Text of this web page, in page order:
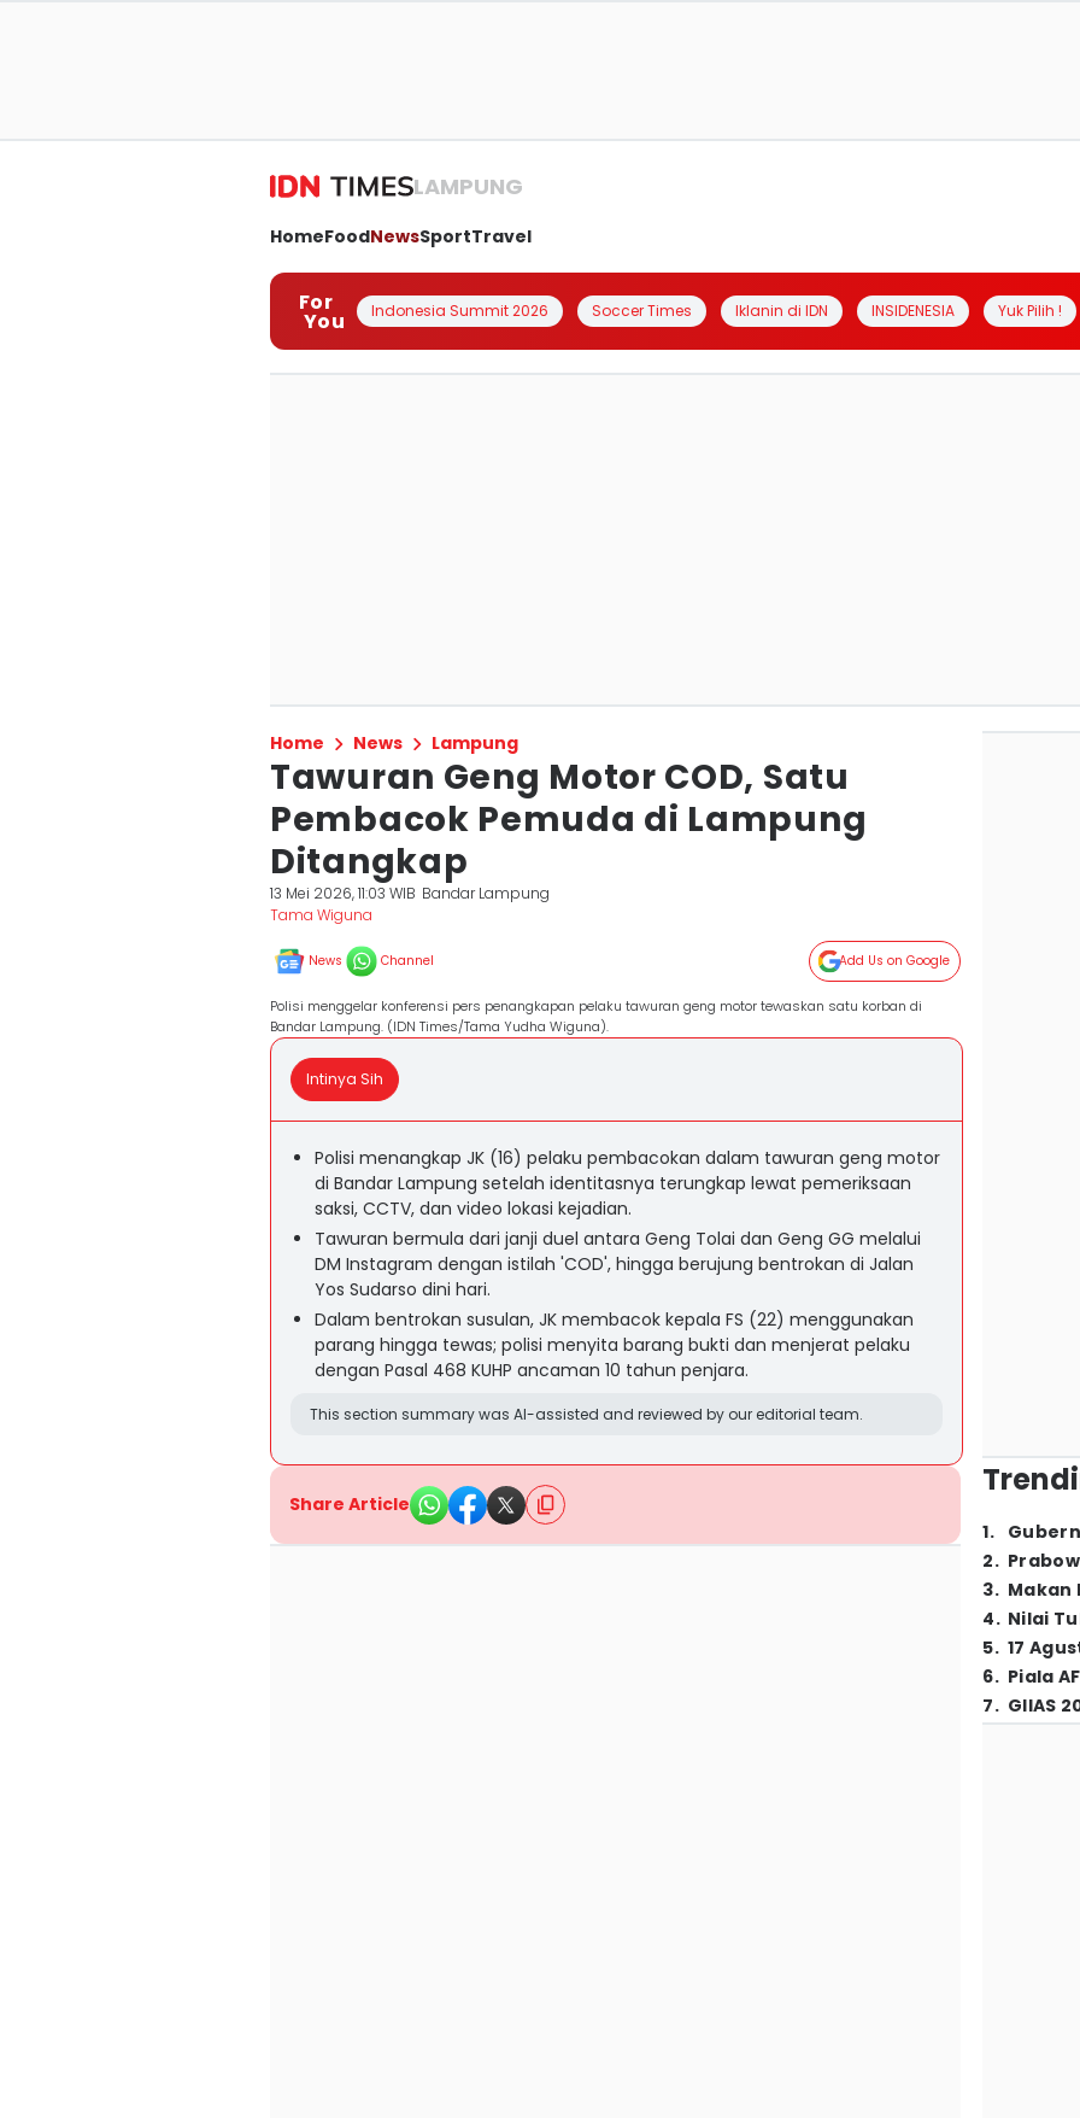
LAMPUNG
HomeFoodNewsSportTravel
For
You Indonesia Summit 2026 Soccer Times Iklanin di IDN INSIDENESIA Yuk Pilih !
Home News Lampung
Tawuran Geng Motor COD, Satu
Pembacok Pemuda di Lampung
Ditangkap
13 Mei 2026, 11:03 WIB Bandar Lampung
Tama Wiguna
News Channel Add Us on Google
Polisi menggelar konferensi pers penangkapan pelaku tawuran geng motor tewaskan satu korban di
Bandar Lampung. (IDN Times/Tama Yudha Wiguna).
Intinya Sih
Polisi menangkap JK (16) pelaku pembacokan dalam tawuran geng motor
di Bandar Lampung setelah identitasnya terungkap lewat pemeriksaan
saksi, CCTV, dan video lokasi kejadian.
Tawuran bermula dari janji duel antara Geng Tolai dan Geng GG melalui
DM Instagram dengan istilah 'COD', hingga berujung bentrokan di Jalan
Yos Sudarso dini hari.
Dalam bentrokan susulan, JK membacok kepala FS (22) menggunakan
parang hingga tewas; polisi menyita barang bukti dan menjerat pelaku
dengan Pasal 468 KUHP ancaman 10 tahun penjara.
This section summary was AI-assisted and reviewed by our editorial team.
Share Article
1.
2.
3. Makan
4. Nilai
5. 17
6. Piala
7. GIIAS